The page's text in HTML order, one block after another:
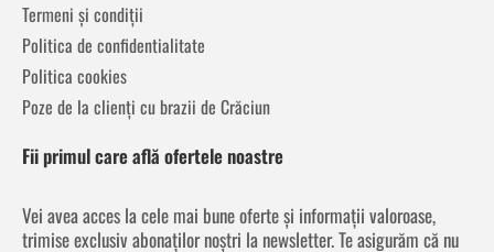
Termeni și condiții
Politica de confidentialitate
Politica cookies
Poze de la clienți cu brazii de Crăciun
Fii primul care află ofertele noastre
Vei avea acces la cele mai bune oferte și informații valoroase,
trimise exclusiv abonaților noștri la newsletter. Te asigurăm că nu